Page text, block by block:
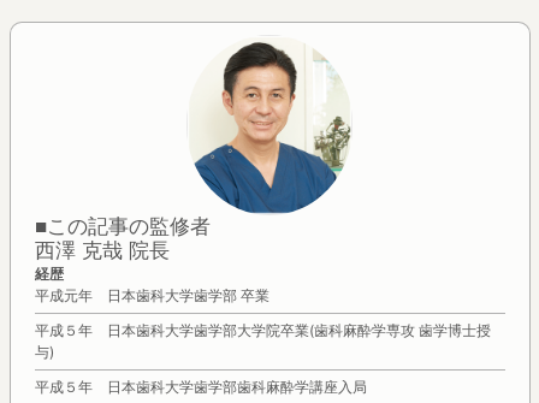
■この記事の監修者
西澤 克哉 院長
経歴
平成元年 日本歯科大学歯学部 卒業
平成５年 日本歯科大学歯学部大学院卒業(歯科麻酔学専攻 歯学博士授
与)
平成５年 日本歯科大学歯学部歯科麻酔学講座入局